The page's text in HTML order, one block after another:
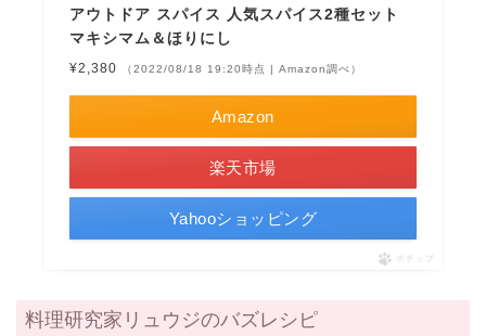
アウトドア スパイス 人気スパイス2種セット
マキシマム＆ほりにし
¥2,380 （2022/08/18 19:20時点 | Amazon調べ）
Amazon
楽天市場
Yahooショッピング
ポチップ
料理研究家リュウジのバズレシピ